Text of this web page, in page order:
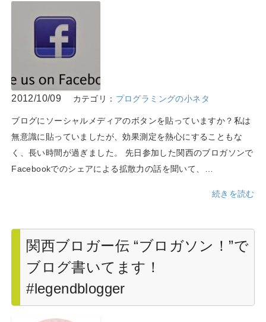
2012/10/09 カテゴリ： プログラミングの小ネタ
ブログにソーシャルメディアのボタンを貼っていますか？私は
無意識に貼っていましたが、効果測定を熱心にすることもな
く、長い時間が過ぎました。 先日参加した関西のブロガソンで
Facebookでのシェアによる拡散力の話を聞いて、…
続きを読む
関西ブロガー伝 “ブロガソン！”で
ブログ書いてます！
#legendblogger